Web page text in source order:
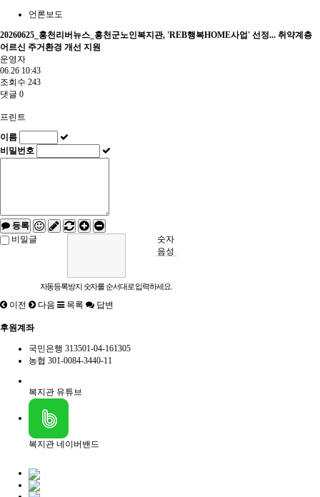
언론보도
20260625_홍천리버뉴스_홍천군노인복지관, 'REB행복HOME사업' 선정... 취약계층
어르신 주거환경 개선 지원
운영자
06.26 10:43
조회수 243
댓글 0
프린트
이름
비밀번호
등록
비밀글
숫자
음성
자동등록방지 숫자를 순서대로 입력하세요.
이전 다음 목록 답변
후원계좌
국민은행 313501-04-161305
농협 301-0084-3440-11
복지관 유튜브
복지관 네이버밴드